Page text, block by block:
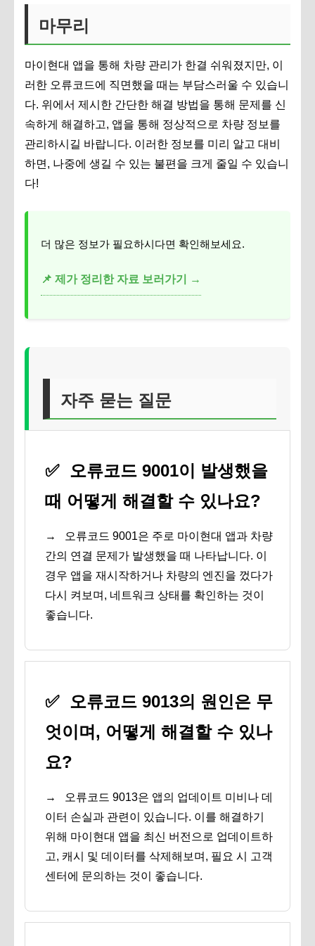
마무리
마이현대 앱을 통해 차량 관리가 한결 쉬워졌지만, 이
러한 오류코드에 직면했을 때는 부담스러울 수 있습니
다. 위에서 제시한 간단한 해결 방법을 통해 문제를 신
속하게 해결하고, 앱을 통해 정상적으로 차량 정보를
관리하시길 바랍니다. 이러한 정보를 미리 알고 대비
하면, 나중에 생길 수 있는 불편을 크게 줄일 수 있습니
다!
더 많은 정보가 필요하시다면 확인해보세요.
📌 제가 정리한 자료 보러가기 →
자주 묻는 질문
✅ 오류코드 9001이 발생했을
때 어떻게 해결할 수 있나요?
→
오류코드 9001은 주로 마이현대 앱과 차량
간의 연결 문제가 발생했을 때 나타납니다. 이
경우 앱을 재시작하거나 차량의 엔진을 껐다가
다시 켜보며, 네트워크 상태를 확인하는 것이
좋습니다.
✅ 오류코드 9013의 원인은 무
엇이며, 어떻게 해결할 수 있나
요?
→
오류코드 9013은 앱의 업데이트 미비나 데
이터 손실과 관련이 있습니다. 이를 해결하기
위해 마이현대 앱을 최신 버전으로 업데이트하
고, 캐시 및 데이터를 삭제해보며, 필요 시 고객
센터에 문의하는 것이 좋습니다.